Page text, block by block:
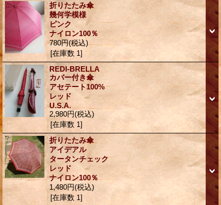
折りたたみ傘
幾何学模様
ピンク
ナイロン100％
780円(税込)
[在庫数 1]
REDI-BRELLA
カバー付き傘
アセテート100%
レッド
U.S.A.
2,980円(税込)
[在庫数 1]
折りたたみ傘
アイデアル
タータンチェック
レッド
ナイロン100％
1,480円(税込)
[在庫数 1]